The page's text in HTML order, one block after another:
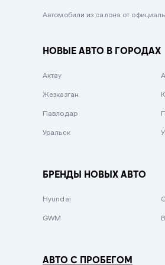
Вишневый
Зеленый металлик
Автомобили из салона от
НОВЫЕ АВТО В ГОРОДАХ
Актау
Жезказган
Павлодар
Уральск
БРЕНДЫ НОВЫХ АВТО
Hyundai
GWM
АВТО С ПРОБЕГОМ